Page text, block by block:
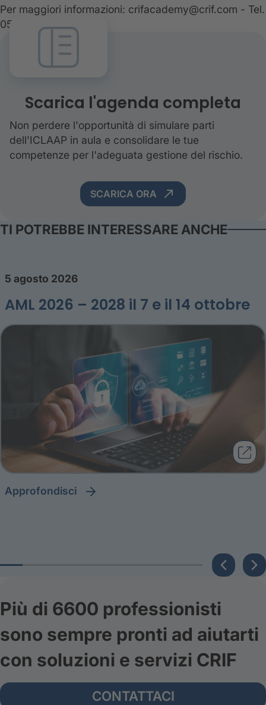
Per maggiori informazioni: crifacademy@crif.com - Tel.
051 417 5110
Scarica l'agenda completa
Non perdere l'opportunità di simulare parti
dell'ICLAAP in aula e consolidare le tue
competenze per l'adeguata gestione del rischio.
SCARICA ORA
TI POTREBBE INTERESSARE ANCHE
5 agosto 2026
AML 2026 – 2028 il 7 e il 14 ottobre
approfondisci
Più di 6600 professionisti
sono sempre pronti ad aiutarti
con soluzioni e servizi CRIF
CONTATTACI